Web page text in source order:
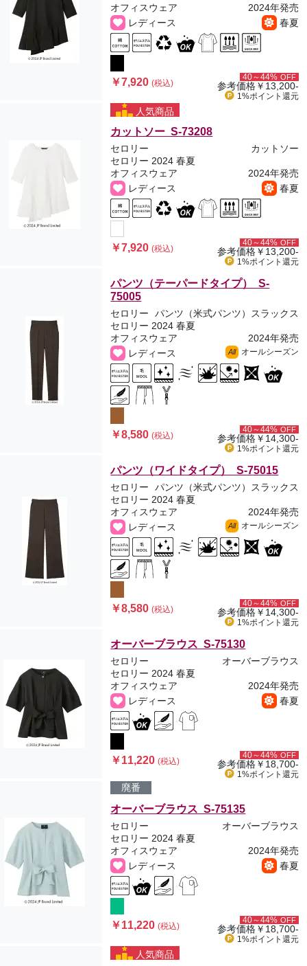
オフィスウェア
2024年発売
レディース
春夏
￥7,920(税込)
40～44% OFF
参考価格￥13,200-
1%ポイント 還元
人気商品
カットソー S-73208
セロリー
カットソー
セロリー 2024 春夏
オフィスウェア
2024年発売
レディース
春夏
￥7,920(税込)
40～44% OFF
参考価格￥13,200-
1%ポイント 還元
パンツ（テーパードタイプ） S-
75005
セロリー
パンツ（米式パンツ）スラックス
セロリー 2024 春夏
オフィスウェア
2024年発売
レディース
All オールシーズン
￥8,580(税込)
40～44% OFF
参考価格￥14,300-
1%ポイント 還元
パンツ（ワイドタイプ） S-75015
セロリー
パンツ（米式パンツ）スラックス
セロリー 2024 春夏
オフィスウェア
2024年発売
レディース
All オールシーズン
￥8,580(税込)
40～44% OFF
参考価格￥14,300-
1%ポイント 還元
オーバーブラウス S-75130
セロリー
オーバーブラウス
セロリー 2024 春夏
オフィスウェア
2024年発売
レディース
春夏
￥11,220(税込)
40～44% OFF
参考価格￥18,700-
1%ポイント 還元
廃番
オーバーブラウス S-75135
セロリー
オーバーブラウス
セロリー 2024 春夏
オフィスウェア
2024年発売
レディース
春夏
￥11,220(税込)
40～44% OFF
参考価格￥18,700-
1%ポイント 還元
人気商品